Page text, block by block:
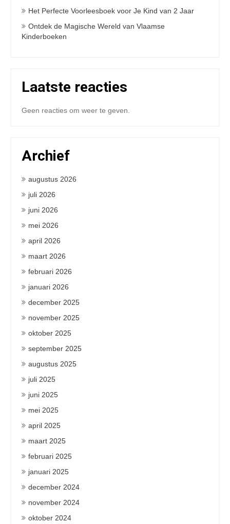
Het Perfecte Voorleesboek voor Je Kind van 2 Jaar
Ontdek de Magische Wereld van Vlaamse
Kinderboeken
Laatste reacties
Geen reacties om weer te geven.
Archief
augustus 2026
juli 2026
juni 2026
mei 2026
april 2026
maart 2026
februari 2026
januari 2026
december 2025
november 2025
oktober 2025
september 2025
augustus 2025
juli 2025
juni 2025
mei 2025
april 2025
maart 2025
februari 2025
januari 2025
december 2024
november 2024
oktober 2024